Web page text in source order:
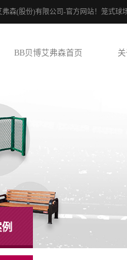
森(股份)有限公司-官方网站！笼式球
BB贝博艾弗森首页